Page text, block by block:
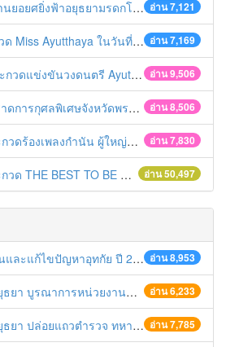
อ่าน 7,121
อยศยิ่งฟ้าอยุธยามรดกโลก
อ่าน 7,169
ในวันที่ 15 ธันวาคม 2560
อ่าน 9,506
งดนตรี Ayutthaya battle of the bands
อ่าน 8,506
เศษจังหวัดพระนครศรีอยุธยา 2560
อ่าน 7,830
องเพลงกำนัน ผู้ใหญ่บ้าน ฯลฯ
อ่าน 50,497
BEST TO BE NUMBER ONE
อ่าน 8,953
ละแก้ไขปัญหาอุทกัย ปี 2561
อ่าน 6,233
งโทษสูงสุดกับผู้ประกอบการร้านค้าที่ยังฝ่าฝืนตั้งร้านค้ารุกล้ำเขตพื้นที่ทางหลวง เตรียมความปลอดภัยก่อนเทศกาลสงกรานต์
อ่าน 7,785
จเข้มท่ารถสาธารณะ สถานีขนส่งรถโดยสาร วินรถตู้ และสถานีรถไฟ เตรียมรับมือเทศกาลสงกรานต์